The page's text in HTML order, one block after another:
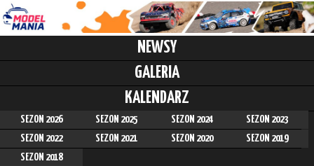
NEWSY
GALERIA
KALENDARZ
SEZON 2026 SEZON 2025 SEZON 2024
SEZON 2023
SEZON 2022
SEZON 2021 SEZON 2020
SEZON 2019
SEZON 2018